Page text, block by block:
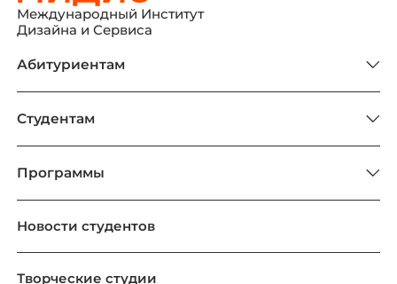
Международный Институт
Дизайна и Сервиса
Новости студентов
Творческие студии
Программы
Абитуриентам
Студентам